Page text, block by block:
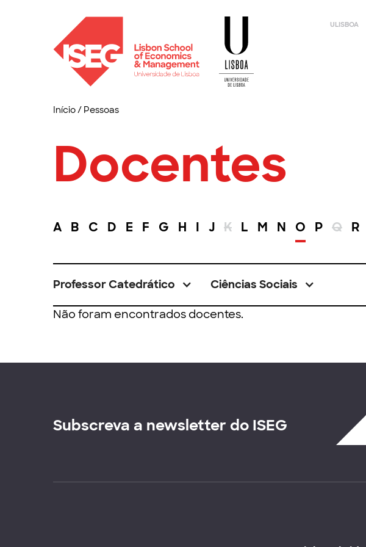
ULISBOA
Início/ Pessoas
Docentes
A B C D E F G H I J K L M N O P Q R
Professor Catedrático Ciências Sociais
Não foram encontrados docentes.
Subscreva a newsletter do ISEG